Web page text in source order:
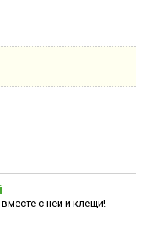
с ней и клещи!